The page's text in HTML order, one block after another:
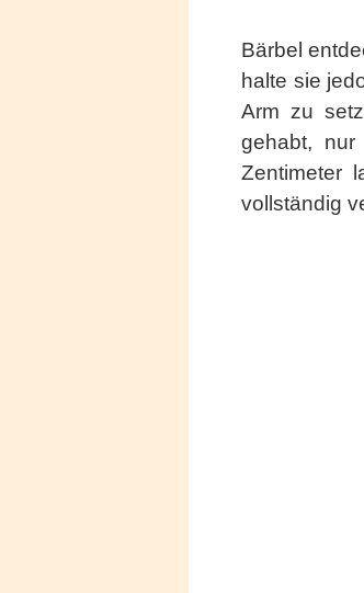
Bärbel
halte sie
Arm zu
gehabt,
Zentimeter
vollständig